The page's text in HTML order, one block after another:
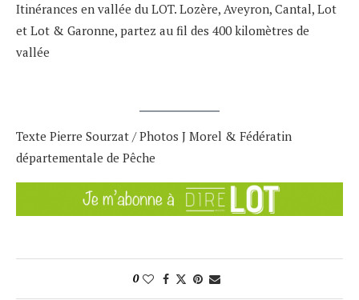
Itinérances en vallée du LOT. Lozère, Aveyron, Cantal, Lot
et Lot & Garonne, partez au fil des 400 kilomètres de
vallée
Texte Pierre Sourzat / Photos J Morel & Fédératin
départementale de Pêche
0